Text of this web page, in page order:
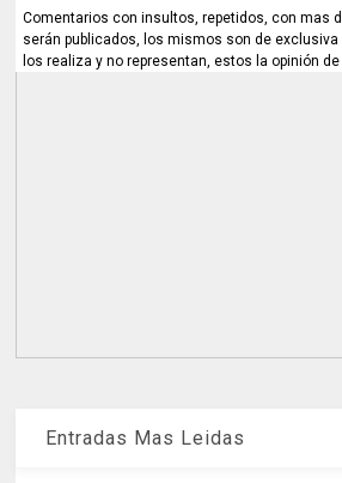
Comentarios con insultos, repetidos, con mas
serán publicados, los mismos son de
los realiza y no representan, estos la opinión
Entradas Mas Leidas